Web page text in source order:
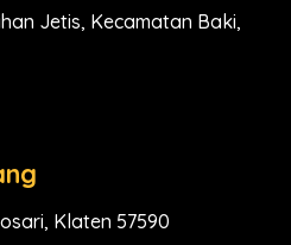
Jetis, Kecamatan Baki,
Klaten 57590